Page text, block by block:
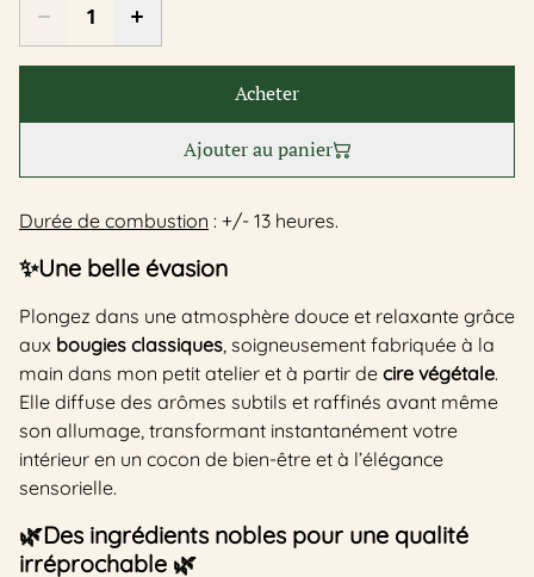
Acheter
Ajouter au panier
Durée de combustion : +/- 13 heures.
✨Une belle évasion
Plongez dans une atmosphère douce et relaxante grâce
aux bougies classiques, soigneusement fabriquée à la
main dans mon petit atelier et à partir de cire végétale.
Elle diffuse des arômes subtils et raffinés avant même
son allumage, transformant instantanément votre
intérieur en un cocon de bien-être et à l’élégance
sensorielle.
🌿Des ingrédients nobles pour une qualité
irréprochable 🌿